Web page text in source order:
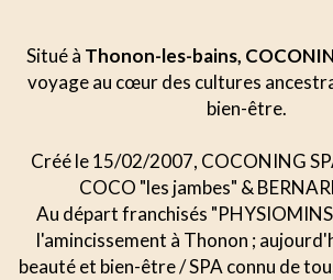
Situé à Thonon-les-bains,
voyage au cœur des cultures
bien-être.
Créé le 15/02/2007, COCONING
COCO "les jambes" &
Au départ franchisés
l'amincissement à Thonon ;
beauté et bien-être / SPA connu de